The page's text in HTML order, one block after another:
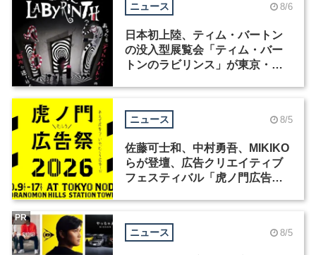
ニュース 8/6
日本初上陸、ティム・バートン
の没入型展覧会「ティム・バー
トンのラビリンス」が東京・豊
ニュース 8/5
佐藤可士和、中村勇吾、MIKIKO
らが登壇、広告クリエイティブ
フェスティバル「虎ノ門広告
ニュース 8/5
PR